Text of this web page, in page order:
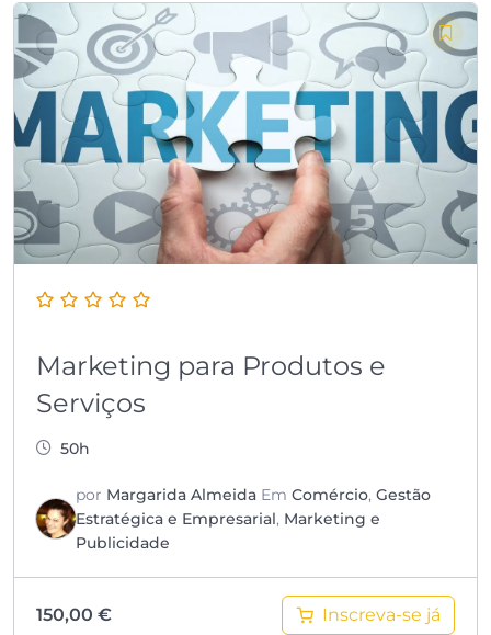
Marketing para Produtos e
Serviços
50h
por Margarida Almeida Em Comércio, Gestão
Estratégica e Empresarial, Marketing e
Publicidade
150,00 € Inscreva-se já